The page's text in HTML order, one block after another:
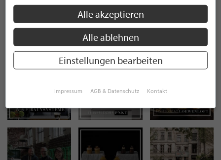
STILPUNKTE AUF
INSTAGRAM
Alle akzeptieren
Alle ablehnen
Einstellungen bearbeiten
Impressum AGB & Datenschutz Kontakt